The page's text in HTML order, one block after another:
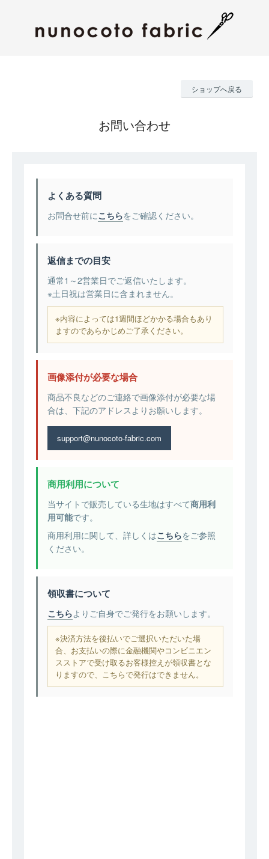
ショップへ戻る
お問い合わせ
よくある質問
お問合せ前にこちらをご確認ください。
返信までの目安
通常1～2営業日でご返信いたします。
※土日祝は営業日に含まれません。
※内容によっては1週間ほどかかる場合もあり
ますのであらかじめご了承ください。
画像添付が必要な場合
商品不良などのご連絡で画像添付が必要な場
合は、下記のアドレスよりお願いします。
support@nunocoto-fabric.com
商用利用について
当サイトで販売している生地はすべて商用利
用可能です。
商用利用に関して、詳しくはこちらをご参照
ください。
領収書について
こちらよりご自身でご発行をお願いします。
※決済方法を後払いでご選択いただいた場
合、お支払いの際に金融機関やコンビニエン
スストアで受け取るお客様控えが領収書とな
りますので、こちらで発行はできません。